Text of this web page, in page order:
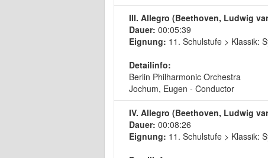
III. Allegro (Beethoven, Ludwig
Dauer: 00:05:39
Eignung: 11. Schulstufe > Klassik:
Detailinfo:
Berlin Philharmonic Orchestra
Jochum, Eugen - Conductor
IV. Allegro (Beethoven, Ludwig
Dauer: 00:08:26
Eignung: 11. Schulstufe > Klassik: